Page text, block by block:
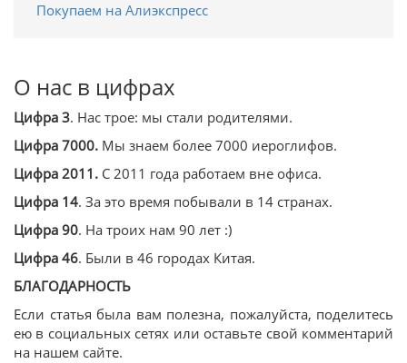
Покупаем на Алиэкспресс
О нас в цифрах
Цифра 3. Нас трое: мы стали родителями.
Цифра 7000. Мы знаем более 7000 иероглифов.
Цифра 2011. С 2011 года работаем вне офиса.
Цифра 14. За это время побывали в 14 странах.
Цифра 90. На троих нам 90 лет :)
Цифра 46. Были в 46 городах Китая.
БЛАГОДАРНОСТЬ
Если статья была вам полезна, пожалуйста, поделитесь
ею в социальных сетях или оставьте свой комментарий
на нашем сайте.